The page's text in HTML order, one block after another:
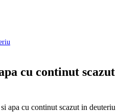
cu continut scazut
apa cu continut scazut in deuteriu